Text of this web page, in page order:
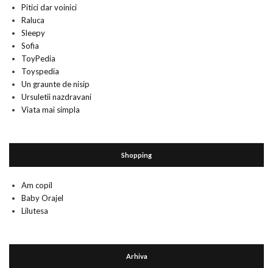
Pitici dar voinici
Raluca
Sleepy
Sofia
ToyPedia
Toyspedia
Un graunte de nisip
Ursuletii nazdravani
Viata mai simpla
Shopping
Am copil
Baby Orajel
Lilutesa
Arhiva